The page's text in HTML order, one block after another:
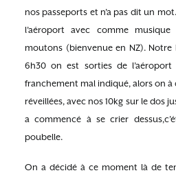
nos passeports et n’a pas dit un
l’aéroport avec comme
moutons (bienvenue en NZ).
6h30 on est sorties de
franchement mal indiqué, alors on
réveillées, avec nos 10kg sur le dos
a commencé à se crier
poubelle.
On a décidé à ce moment là de